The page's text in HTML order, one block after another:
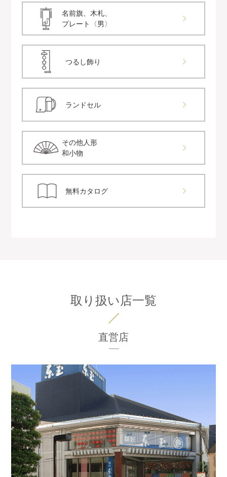
名前旗、木札、
プレート〈男〉
つるし飾り
ランドセル
その他人形
和小物
無料カタログ
取り扱い店一覧
直営店